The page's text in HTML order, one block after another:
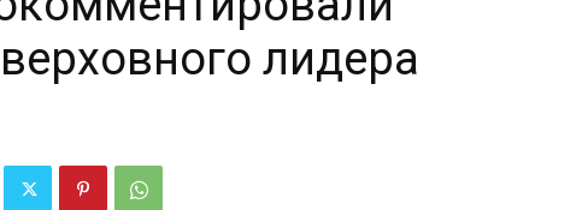
лидера